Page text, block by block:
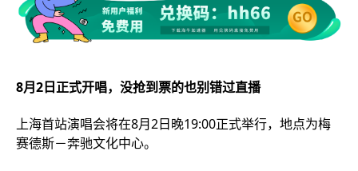
8月2日正式开唱，没抢到票的也别错过直播
上海首站演唱会将在8月2日晚19:00正式举行，地点为梅
赛德斯－奔驰文化中心。